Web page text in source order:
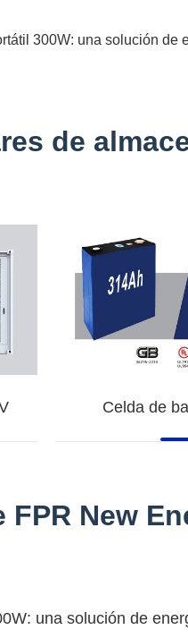
300W: una solución de
de
Celda de
New
una solución de